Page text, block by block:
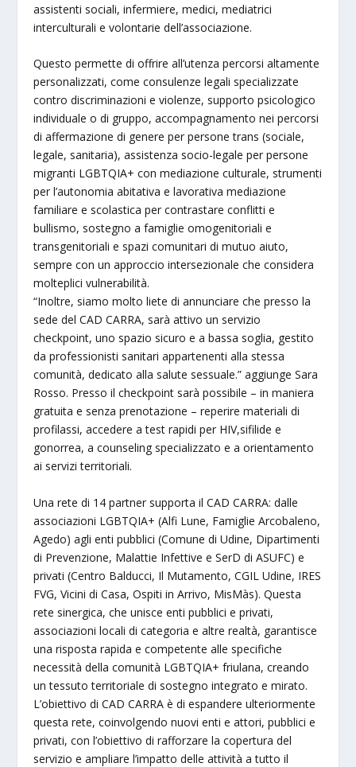
assistenti sociali, infermiere, medici, mediatrici
interculturali e volontarie dell’associazione.
Questo permette di offrire all’utenza percorsi altamente
personalizzati, come consulenze legali specializzate
contro discriminazioni e violenze, supporto psicologico
individuale o di gruppo, accompagnamento nei percorsi
di affermazione di genere per persone trans (sociale,
legale, sanitaria), assistenza socio-legale per persone
migranti LGBTQIA+ con mediazione culturale, strumenti
per l’autonomia abitativa e lavorativa mediazione
familiare e scolastica per contrastare conflitti e
bullismo, sostegno a famiglie omogenitoriali e
transgenitoriali e spazi comunitari di mutuo aiuto,
sempre con un approccio intersezionale che considera
molteplici vulnerabilità.
“Inoltre, siamo molto liete di annunciare che presso la
sede del CAD CARRA, sarà attivo un servizio
checkpoint, uno spazio sicuro e a bassa soglia, gestito
da professionisti sanitari appartenenti alla stessa
comunità, dedicato alla salute sessuale.” aggiunge Sara
Rosso. Presso il checkpoint sarà possibile – in maniera
gratuita e senza prenotazione – reperire materiali di
profilassi, accedere a test rapidi per HIV,sifilide e
gonorrea, a counseling specializzato e a orientamento
ai servizi territoriali.
Una rete di 14 partner supporta il CAD CARRA: dalle
associazioni LGBTQIA+ (Alfi Lune, Famiglie Arcobaleno,
Agedo) agli enti pubblici (Comune di Udine, Dipartimenti
di Prevenzione, Malattie Infettive e SerD di ASUFC) e
privati (Centro Balducci, Il Mutamento, CGIL Udine, IRES
FVG, Vicini di Casa, Ospiti in Arrivo, MisMàs). Questa
rete sinergica, che unisce enti pubblici e privati,
associazioni locali di categoria e altre realtà, garantisce
una risposta rapida e competente alle specifiche
necessità della comunità LGBTQIA+ friulana, creando
un tessuto territoriale di sostegno integrato e mirato.
L’obiettivo di CAD CARRA è di espandere ulteriormente
questa rete, coinvolgendo nuovi enti e attori, pubblici e
privati, con l’obiettivo di rafforzare la copertura del
servizio e ampliare l’impatto delle attività a tutto il